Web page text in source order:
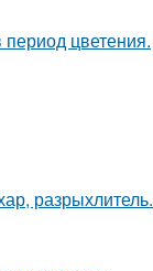
цветения.
разрыхлитель.